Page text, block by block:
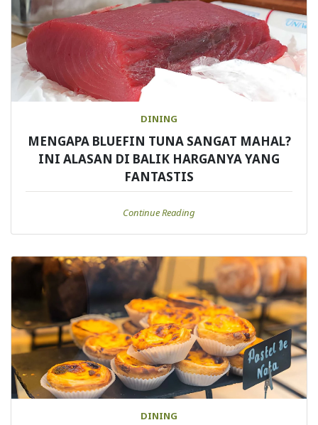
DINING
MENGAPA BLUEFIN TUNA SANGAT MAHAL?
INI ALASAN DI BALIK HARGANYA YANG
FANTASTIS
Continue Reading
DINING